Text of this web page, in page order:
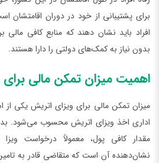
برای پشتیبانی از خود در دوران
افراد باید نشان دهند که منابع کافی
بدون نیاز به کمک‌های دولتی را دارا هستند.
اهمیت میزان تمکن مالی
میزان تمکن مالی برای ویزای اتریش یکی
اداری اخذ ویزای اتریش محسوب می‌شود.
مقدار کافی پول، معمولاً درخواست
نشان‌دهنده آن است که متقاضی قادر به